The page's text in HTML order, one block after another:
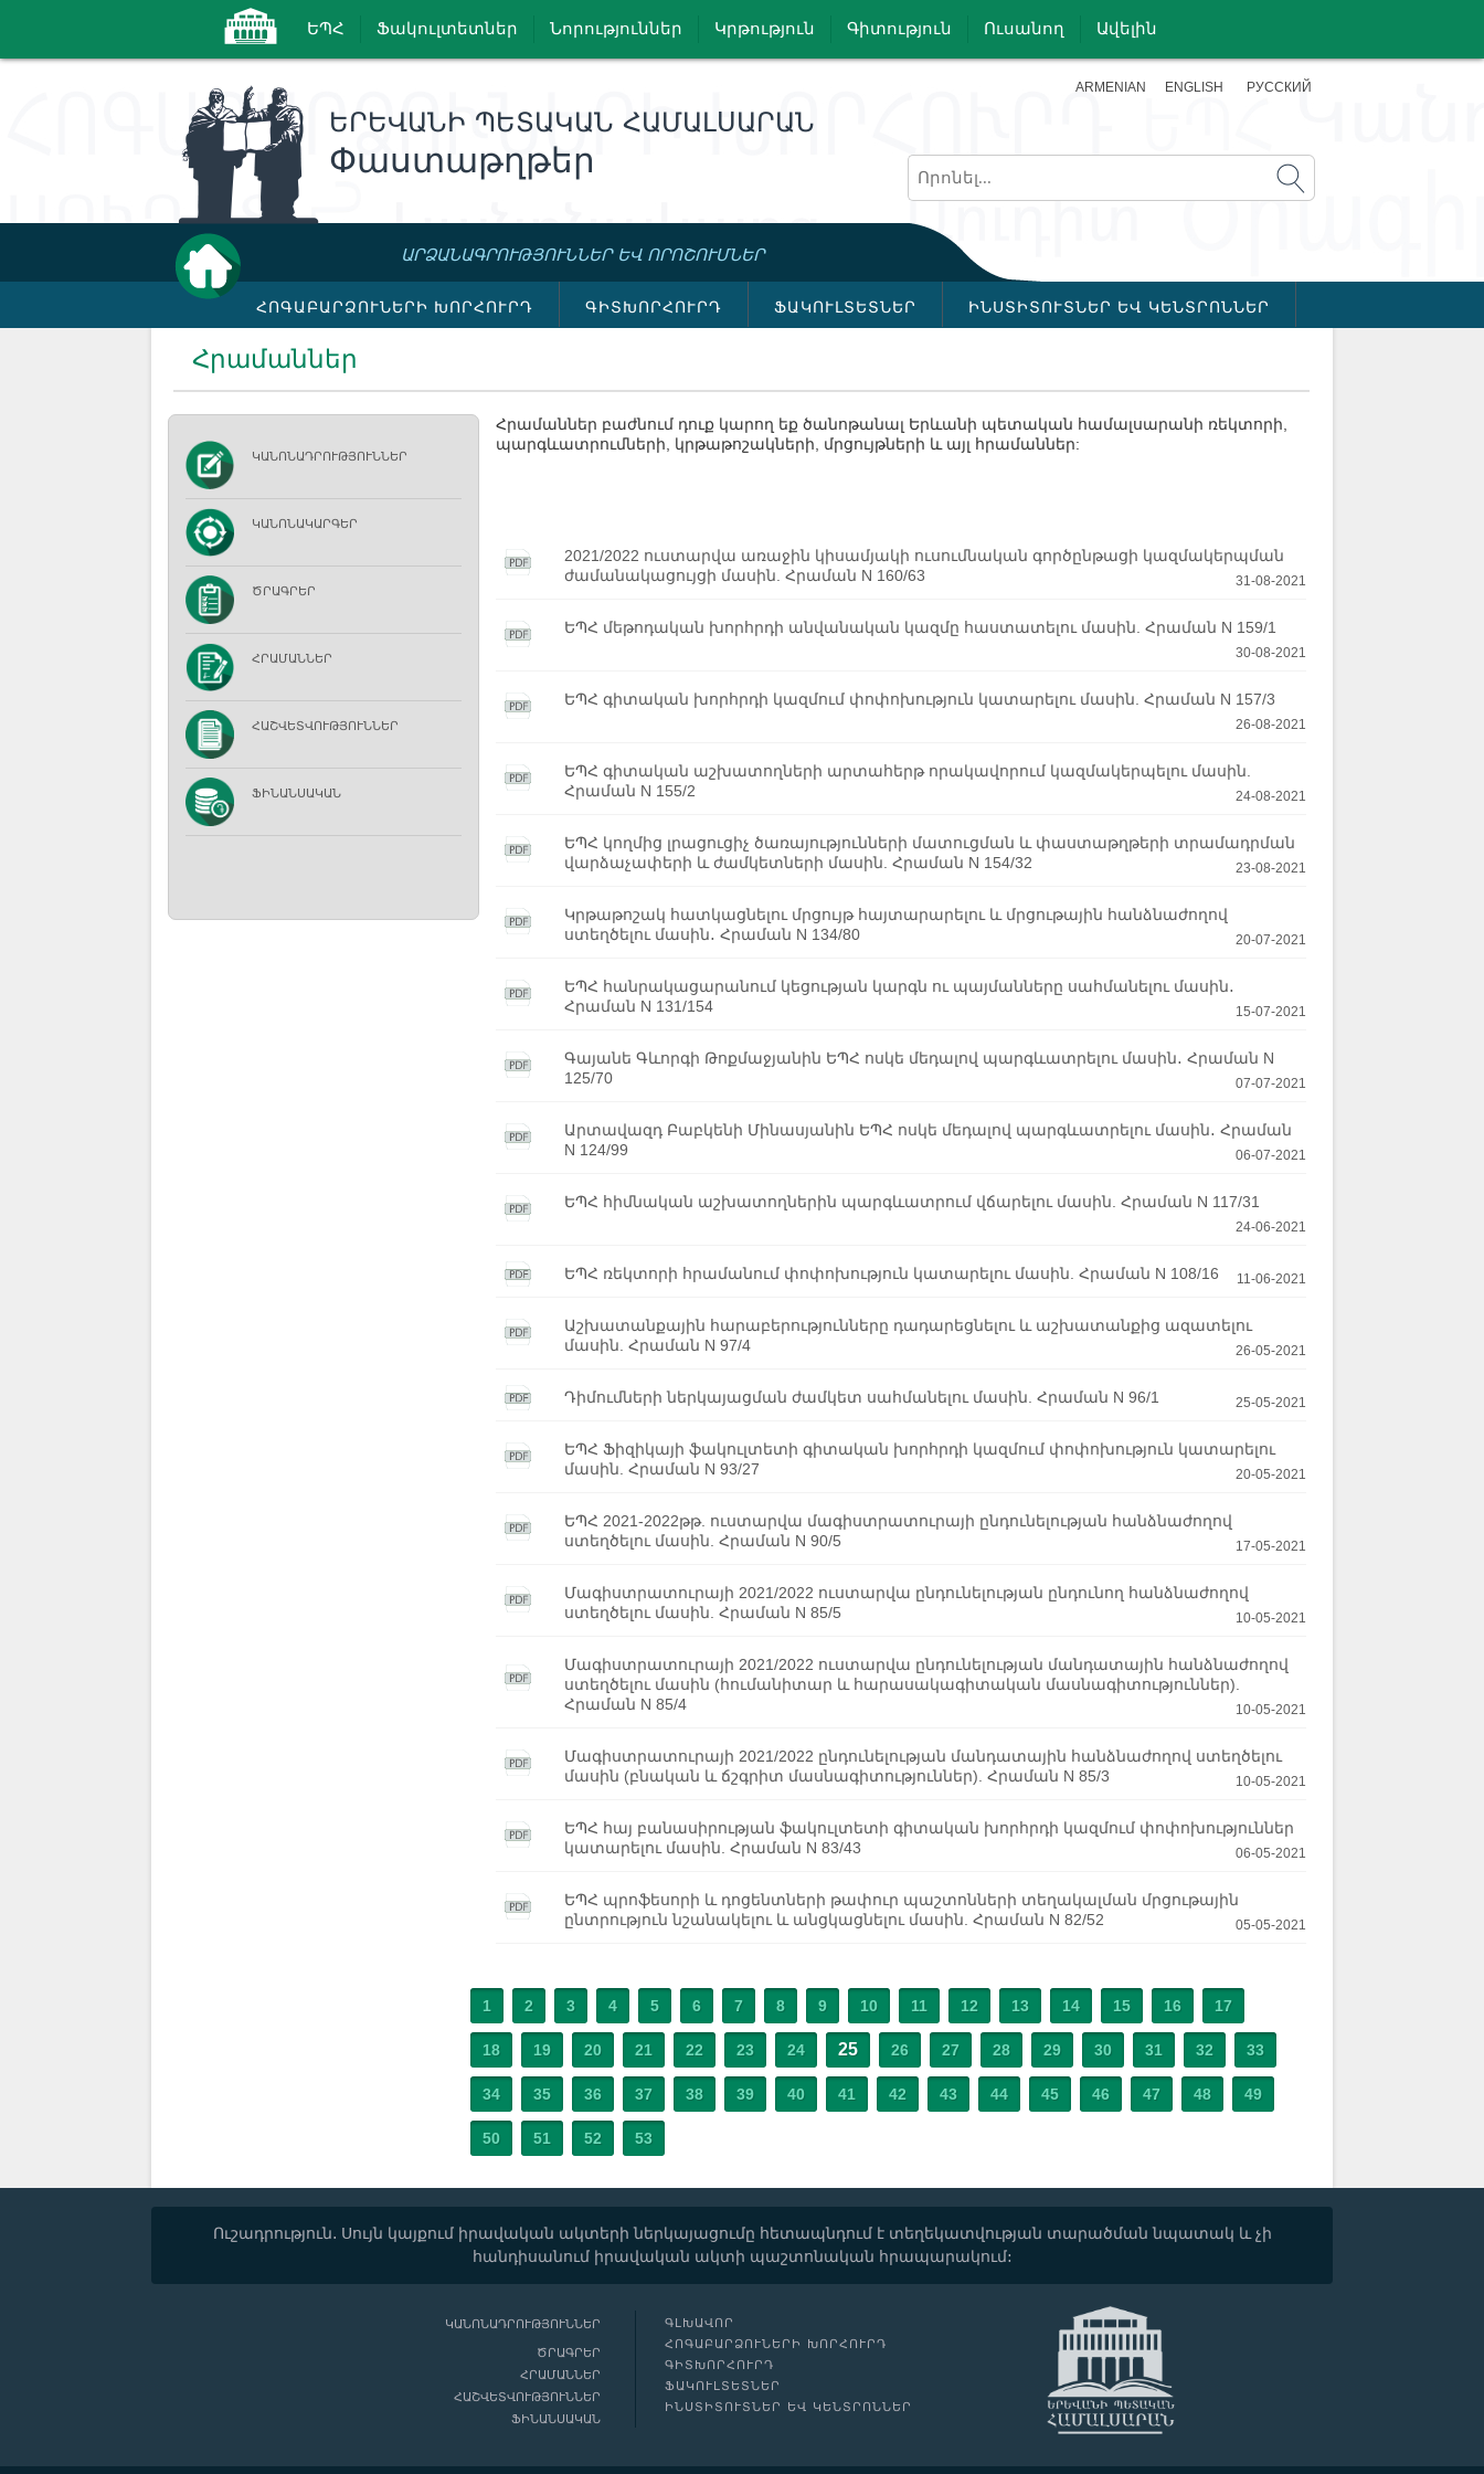
ԵՊՀ Ֆակուլտետներ Նորություններ Կրթություն Գիտություն Ուսանող Ավելին
ԵՐԵՎԱՆԻ ՊԵՏԱԿԱՆ ՀԱՄԱԼՍԱՐԱՆ
Փաստաթղթեր
ARMENIAN ENGLISH РУССКИЙ
ԱՐՁԱՆԱԳՐՈՒԹՅՈՒՆՆԵՐ ԵՎ ՈՐՈՇՈՒՄՆԵՐ
ՀՈԳԱԲԱՐՁՈՒՆԵՐԻ ԽՈՐՀՈՒՐԴ ԳԻՏԽՈՐՀՈՒՐԴ ՖԱԿՈՒԼՏԵՏՆԵՐ ԻՆՍՏԻՏՈՒՏՆԵՐ ԵՎ ԿԵՆՏՐՈՆՆԵՐ
Հրամաններ
ԿԱՆՈՆԱԴՐՈՒԹՅՈՒՆՆԵՐ
ԿԱՆՈՆԱԿԱՐԳԵՐ
ԾՐԱԳՐԵՐ
ՀՐԱՄԱՆՆԵՐ
ՀԱՇՎԵՏՎՈՒԹՅՈՒՆՆԵՐ
ՖԻՆԱՆՍԱԿԱՆ
Հրամաններ բաժնում դուք կարող եք ծանոթանալ Երևանի պետական համալսարանի ռեկտորի,
պարգևատրումների, կրթաթոշակների, մրցույթների և այլ հրամաններ:
2021/2022 ուստարվա առաջին կիսամյակի ուսումնական գործընթացի կազմակերպման
ժամանակացույցի մասին. Հրաման N 160/63
31-08-2021
ԵՊՀ մեթոդական խորհրդի անվանական կազմը հաստատելու մասին. Հրաման N 159/1
30-08-2021
ԵՊՀ գիտական խորհրդի կազմում փոփոխություն կատարելու մասին. Հրաման N 157/3
26-08-2021
ԵՊՀ գիտական աշխատողների արտահերթ որակավորում կազմակերպելու մասին.
Հրաման N 155/2
24-08-2021
ԵՊՀ կողմից լրացուցիչ ծառայությունների մատուցման և փաստաթղթերի տրամադրման
վարձաչափերի և ժամկետների մասին. Հրաման N 154/32
23-08-2021
Կրթաթոշակ հատկացնելու մրցույթ հայտարարելու և մրցութային հանձնաժողով
ստեղծելու մասին․ Հրաման N 134/80
20-07-2021
ԵՊՀ հանրակացարանում կեցության կարգն ու պայմանները սահմանելու մասին․
Հրաման N 131/154
15-07-2021
Գայանե Գևորգի Թոքմաջյանին ԵՊՀ ոսկե մեդալով պարգևատրելու մասին․ Հրաման N
125/70
07-07-2021
Արտավազդ Բաբկենի Մինասյանին ԵՊՀ ոսկե մեդալով պարգևատրելու մասին․ Հրաման
N 124/99
06-07-2021
ԵՊՀ հիմնական աշխատողներին պարգևատրում վճարելու մասին. Հրաման N 117/31
24-06-2021
ԵՊՀ ռեկտորի հրամանում փոփոխություն կատարելու մասին. Հրաման N 108/16 11-06-2021
Աշխատանքային հարաբերությունները դադարեցնելու և աշխատանքից ազատելու
մասին. Հրաման N 97/4
26-05-2021
Դիմումների ներկայացման ժամկետ սահմանելու մասին. Հրաման N 96/1 25-05-2021
ԵՊՀ Ֆիզիկայի ֆակուլտետի գիտական խորհրդի կազմում փոփոխություն կատարելու
մասին. Հրաման N 93/27
20-05-2021
ԵՊՀ 2021-2022թթ. ուստարվա մագիստրատուրայի ընդունելության հանձնաժողով
ստեղծելու մասին. Հրաման N 90/5
17-05-2021
Մագիստրատուրայի 2021/2022 ուստարվա ընդունելության ընդունող հանձնաժողով
ստեղծելու մասին. Հրաման N 85/5
10-05-2021
Մագիստրատուրայի 2021/2022 ուստարվա ընդունելության մանդատային հանձնաժողով
ստեղծելու մասին (հումանիտար և հարասակագիտական մասնագիտություններ).
Հրաման N 85/4
10-05-2021
Մագիստրատուրայի 2021/2022 ընդունելության մանդատային հանձնաժողով ստեղծելու
մասին (բնական և ճշգրիտ մասնագիտություններ). Հրաման N 85/3
10-05-2021
ԵՊՀ հայ բանասիրության ֆակուլտետի գիտական խորհրդի կազմում փոփոխություններ
կատարելու մասին. Հրաման N 83/43
06-05-2021
ԵՊՀ պրոֆեսորի և դոցենտների թափուր պաշտոնների տեղակալման մրցութային
ընտրություն նշանակելու և անցկացնելու մասին. Հրաման N 82/52
05-05-2021
1 2 3 4 5 6 7 8 9 10 11 12 13 14 15 16 17
18 19 20 21 22 23 24 25 26 27 28 29 30 31 32 33
34 35 36 37 38 39 40 41 42 43 44 45 46 47 48 49
50 51 52 53
Ուշադրություն. Սույն կայքում իրավական ակտերի ներկայացումը հետապնդում է տեղեկատվության տարածման նպատակ և չի
հանդիսանում իրավական ակտի պաշտոնական հրապարակում:
ԿԱՆՈՆԱԴՐՈՒԹՅՈՒՆՆԵՐ
ԾՐԱԳՐԵՐ
ՀՐԱՄԱՆՆԵՐ
ՀԱՇՎԵՏՎՈՒԹՅՈՒՆՆԵՐ
ՖԻՆԱՆՍԱԿԱՆ
ԳԼԽԱՎՈՐ
ՀՈԳԱԲԱՐՁՈՒՆԵՐԻ ԽՈՐՀՈՒՐԴ
ԳԻՏԽՈՐՀՈՒՐԴ
ՖԱԿՈՒԼՏԵՏՆԵՐ
ԻՆՍՏԻՏՈՒՏՆԵՐ ԵՎ ԿԵՆՏՐՈՆՆԵՐ